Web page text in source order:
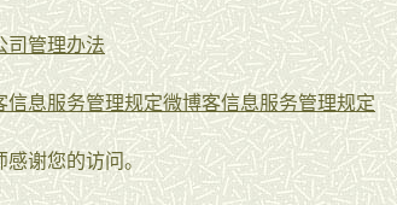
司管理办法
信息服务管理规定微博客信息服务管理规定
感谢您的访问。